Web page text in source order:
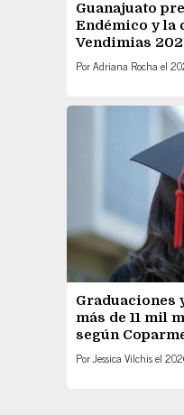
Guanajuato
Endémico y la
Vendimias
PorAdriana Rocha el
Graduaciones
más de 11 mil
según
PorJessica Vilchisel